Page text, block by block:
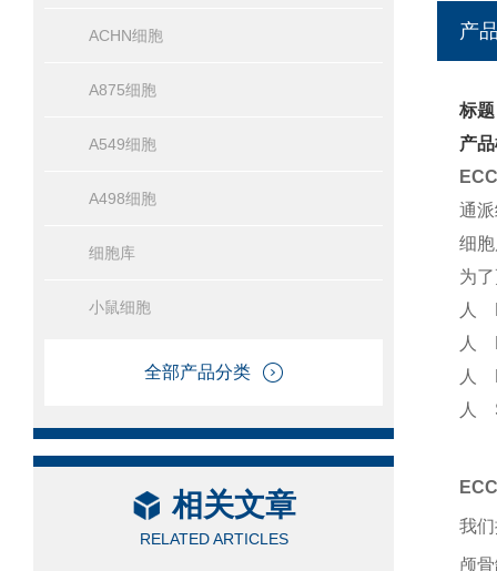
ACHN细胞
A875细胞
A549细胞
A498细胞
细胞库
小鼠细胞
全部产品分类
相关文章
RELATED ARTICLES
产
标
产
通
细
为
人
人
人
人
我
颅